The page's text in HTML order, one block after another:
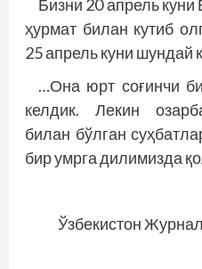
Бизни 20 апрель куни
ҳурмат билан кутиб
25 апрель куни шундай
…Она юрт соғинчи
келдик. Лекин
билан бўлган
бир умрга дилимизда
Ўзбекистон